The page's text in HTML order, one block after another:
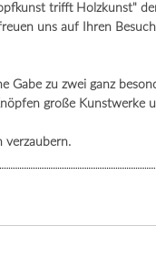
trifft Holzkunst"
uns auf Ihren
Gabe zu zwei ganz
große Kunstwerke
verzaubern.